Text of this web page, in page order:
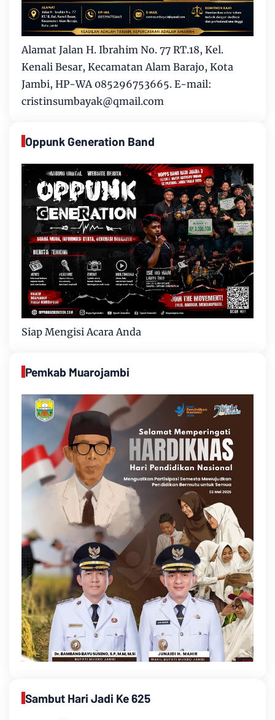
Alamat Jalan H. Ibrahim No. 77 RT.18, Kel.
Kenali Besar, Kecamatan Alam Barajo, Kota
Jambi, HP-WA 085296753665. E-mail:
cristinsumbayak@qmail.com
Oppunk Generation Band
Siap Mengisi Acara Anda
Pemkab Muarojambi
Sambut Hari Jadi Ke 625